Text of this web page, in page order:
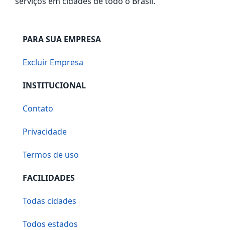
PARA SUA EMPRESA
Excluir Empresa
INSTITUCIONAL
Contato
Privacidade
Termos de uso
FACILIDADES
Todas cidades
Todos estados